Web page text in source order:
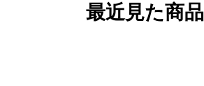
最近見た商品